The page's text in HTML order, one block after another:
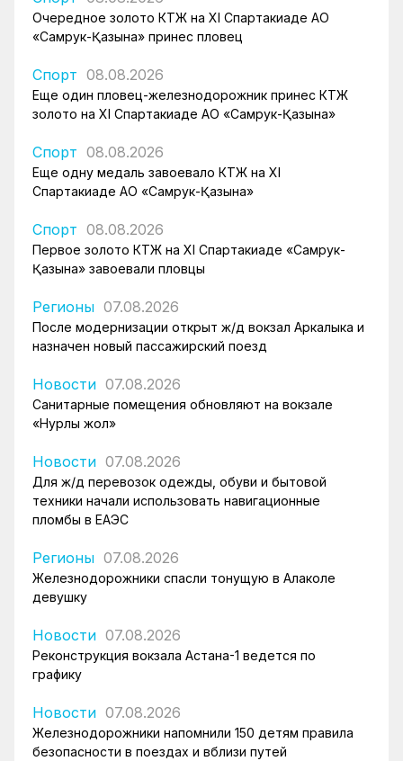
Очередное золото КТЖ на XI Спартакиаде АО
«Самрук-Қазына» принес пловец
Спорт 08.08.2026
Еще один пловец-железнодорожник принес КТЖ
золото на XI Спартакиаде АО «Самрук-Қазына»
Спорт 08.08.2026
Еще одну медаль завоевало КТЖ на XI
Спартакиаде АО «Самрук-Қазына»
Спорт 08.08.2026
Первое золото КТЖ на XI Спартакиаде «Самрук-
Қазына» завоевали пловцы
Регионы 07.08.2026
После модернизации открыт ж/д вокзал Аркалыка и
назначен новый пассажирский поезд
Новости 07.08.2026
Санитарные помещения обновляют на вокзале
«Нурлы жол»
Новости 07.08.2026
Для ж/д перевозок одежды, обуви и бытовой
техники начали использовать навигационные
пломбы в ЕАЭС
Регионы 07.08.2026
Железнодорожники спасли тонущую в Алаколе
девушку
Новости 07.08.2026
Реконструкция вокзала Астана-1 ведется по
графику
Новости 07.08.2026
Железнодорожники напомнили 150 детям правила
безопасности в поездах и вблизи путей